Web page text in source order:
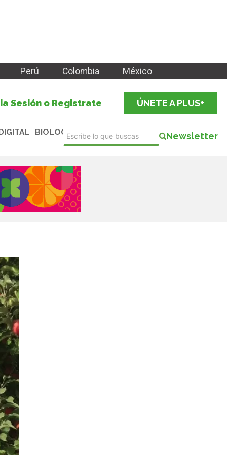
Perú Colombia México
Sesión o Registrate ÚNETE A PLUS+
BIOLOGICALS Newsletter